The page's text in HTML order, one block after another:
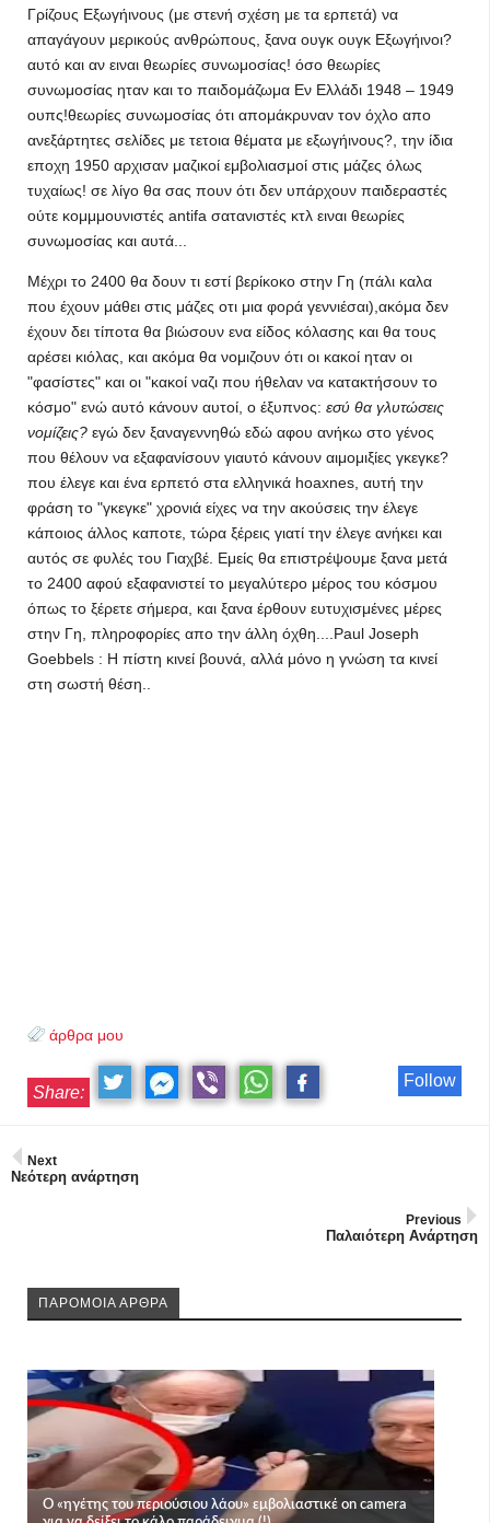
Γρίζους Εξωγήινους (με στενή σχέση με τα ερπετά) να
απαγάγουν μερικούς ανθρώπους, ξανα ουγκ ουγκ Εξωγήινοι?
αυτό και αν ειναι θεωρίες συνωμοσίας! όσο θεωρίες
συνωμοσίας ηταν και το παιδομάζωμα Εν Ελλάδι 1948 – 1949
ουπς!θεωρίες συνωμοσίας ότι απομάκρυναν τον όχλο απο
ανεξάρτητες σελίδες με τετοια θέματα με εξωγήινους?, την ίδια
εποχη 1950 αρχισαν μαζικοί εμβολιασμοί στις μάζες όλως
τυχαίως! σε λίγο θα σας πουν ότι δεν υπάρχουν παιδεραστές
ούτε κομμμουνιστές antifa σατανιστές κτλ ειναι θεωρίες
συνωμοσίας και αυτά...
Μέχρι το 2400 θα δουν τι εστί βερίκοκο στην Γη (πάλι καλα
που έχουν μάθει στις μάζες οτι μια φορά γεννιέσαι),ακόμα δεν
έχουν δει τίποτα θα βιώσουν ενα είδος κόλασης και θα τους
αρέσει κιόλας, και ακόμα θα νομιζουν ότι οι κακοί ηταν οι
"φασίστες" και οι "κακοί ναζι που ήθελαν να κατακτήσουν το
κόσμο" ενώ αυτό κάνουν αυτοί, ο έξυπνος: εσύ θα γλυτώσεις
νομίζεις? εγώ δεν ξαναγεννηθώ εδώ αφου ανήκω στο γένος
που θέλουν να εξαφανίσουν γιαυτό κάνουν αιμομιξίες γκεγκε?
που έλεγε και ένα ερπετό στα ελληνικά hoaxnes, αυτή την
φράση το "γκεγκε" χρονιά είχες να την ακούσεις την έλεγε
κάποιος άλλος καποτε, τώρα ξέρεις γιατί την έλεγε ανήκει και
αυτός σε φυλές του Γιαχβέ. Εμείς θα επιστρέψουμε ξανα μετά
το 2400 αφού εξαφανιστεί το μεγαλύτερο μέρος του κόσμου
όπως το ξέρετε σήμερα, και ξανα έρθουν ευτυχισμένες μέρες
στην Γη, πληροφορίες απο την άλλη όχθη....Paul Joseph
Goebbels : Η πίστη κινεί βουνά, αλλά μόνο η γνώση τα κινεί
στη σωστή θέση..
άρθρα μου
Follow
Share:
Next
Νεότερη ανάρτηση
Previous
Παλαιότερη Ανάρτηση
ΠΑΡΟΜΟΙΑ ΑΡΘΡΑ